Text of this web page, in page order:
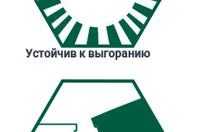
Устойчив к выгоранию